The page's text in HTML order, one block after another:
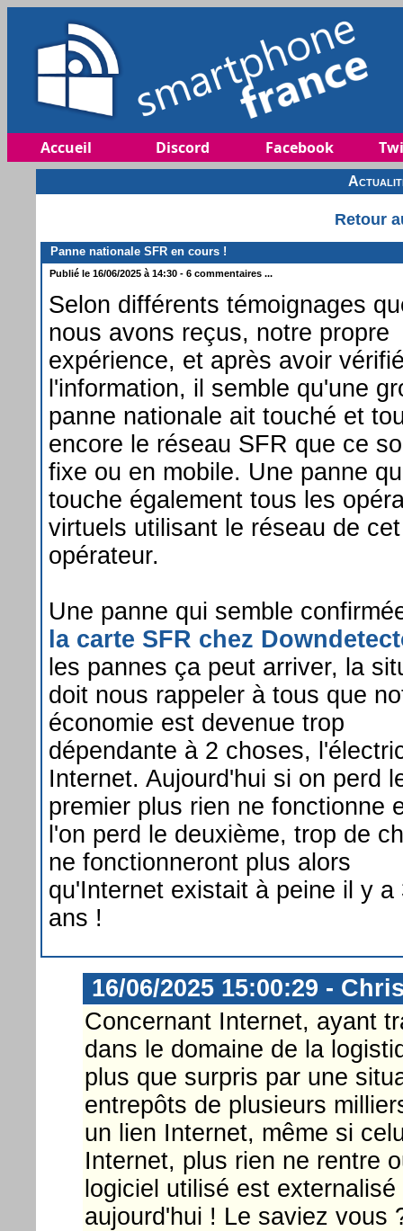
Accueil Discord Facebook
Retour
Panne nationale SFR en cours !
Publié le 16/06/2025 à 14:30 - 6 commentaires ...
Selon différents témoignages
nous avons reçus, notre propre
expérience, et après avoir
l'information, il semble qu'une
panne nationale ait touché et
encore le réseau SFR que ce
fixe ou en mobile. Une panne
touche également tous les
virtuels utilisant le réseau de cet
opérateur.
Une panne qui semble
la carte SFR chez
les pannes ça peut arriver, la
doit nous rappeler à tous que
économie est devenue trop
dépendante à 2 choses,
Internet. Aujourd'hui si on perd
premier plus rien ne fonctionne
l'on perd le deuxième, trop de
ne fonctionneront plus alors
qu'Internet existait à peine il y a
ans !
16/06/2025 15:00:29 -
Concernant Internet, ayant
dans le domaine de la
plus que surpris par une
entrepôts de plusieurs
un lien Internet, même si
Internet, plus rien ne rentre
logiciel utilisé est
aujourd'hui ! Le saviez vous